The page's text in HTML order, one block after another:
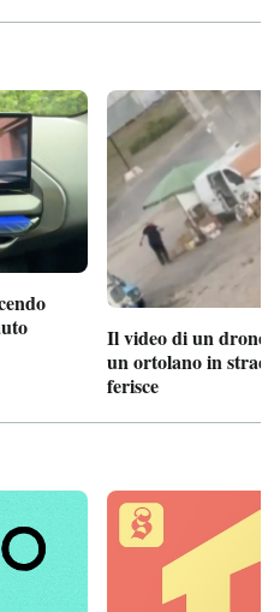
Il video di un drone
un ortolano in
ferisce